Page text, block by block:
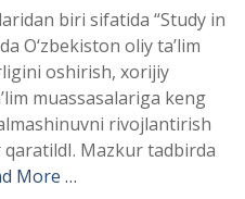
biri sifatida “Study in
O‘zbekiston oliy ta’lim
oshirish, xorijiy
muassasalariga keng
rivojlantirish
qaratildI. Mazkur tadbirda
More …